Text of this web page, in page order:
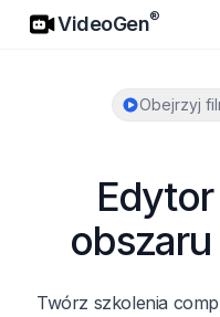
VideoGen
VideoGen®
Obejrzyj
Twórz szkolenia